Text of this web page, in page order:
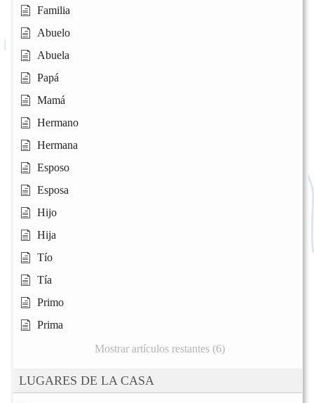
Familia
Abuelo
Abuela
Papá
Mamá
Hermano
Hermana
Esposo
Esposa
Hijo
Hija
Tío
Tía
Primo
Prima
Mostrar artículos restantes (6)
LUGARES DE LA CASA